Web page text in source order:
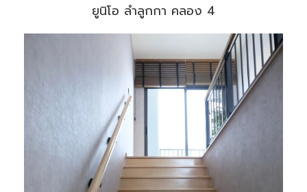
ยูนิโอ ลำลูกกา คลอง 4